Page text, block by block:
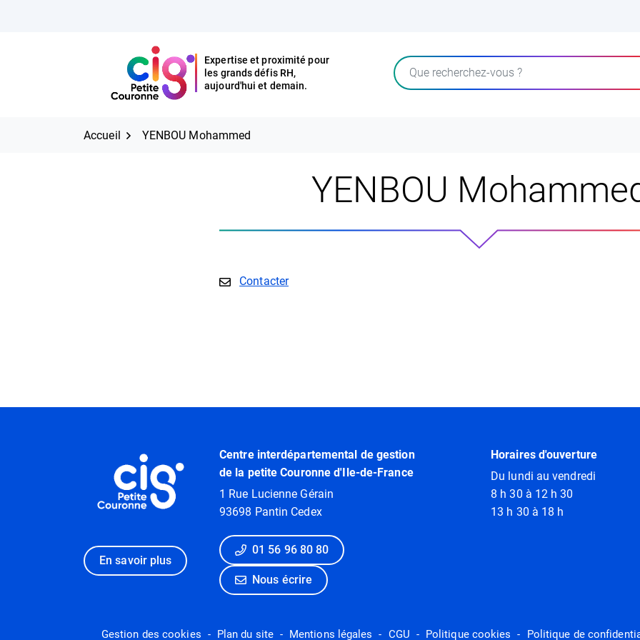
CIG Petite Couronne
Expertise et proximité pour
les grands défis RH,
aujourd'hui et demain.
Rechercher
CIG Petite Couronne
Expertise et proximité pour
les grands défis RH,
aujourd'hui et demain.
Accueil YENBOU Mohammed
YENBOU
E-mail
Contacter
Informations utiles
En savoir plus
Centre interdépartemental de gestion
de la petite Couronne d'Ile-de-France
1 Rue Lucienne Gérain
93698 Pantin Cedex
01 56 96 80 80
Nous écrire
Horaires d'ouverture
Du lundi au vendredi
8 h 30 à 12 h 30
13 h 30 à 18 h
Gestion des cookies Plan du site Mentions légales CGU Politique cookies Politique de